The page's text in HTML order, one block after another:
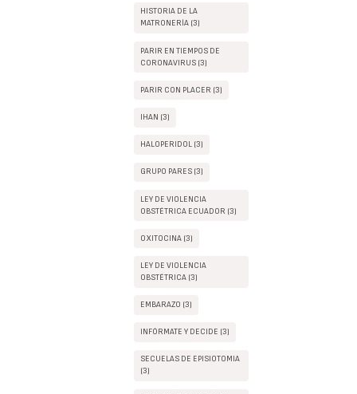
HISTORIA DE LA
MATRONERÍA (3)
PARIR EN TIEMPOS DE
CORONAVIRUS (3)
PARIR CON PLACER (3)
IHAN (3)
HALOPERIDOL (3)
GRUPO PARES (3)
LEY DE VIOLENCIA
OBSTÉTRICA ECUADOR (3)
OXITOCINA (3)
LEY DE VIOLENCIA
OBSTÉTRICA (3)
EMBARAZO (3)
INFÓRMATE Y DECIDE (3)
SECUELAS DE EPISIOTOMIA
(3)